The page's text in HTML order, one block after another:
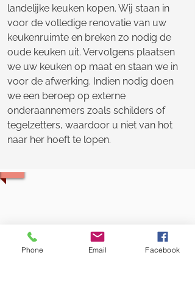
landelijke keuken kopen. Wij staan in
voor de volledige renovatie van uw
keukenruimte en breken zo nodig de
oude keuken uit. Vervolgens plaatsen
we uw keuken op maat en staan we in
voor de afwerking. Indien nodig doen
we een beroep op externe
onderaannemers zoals schilders of
tegelzetters, waardoor u niet van hot
naar her hoeft te lopen.
Phone Email Facebook